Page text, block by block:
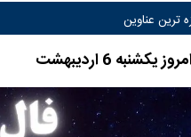
ترین عناوین
6 اردیبهشت